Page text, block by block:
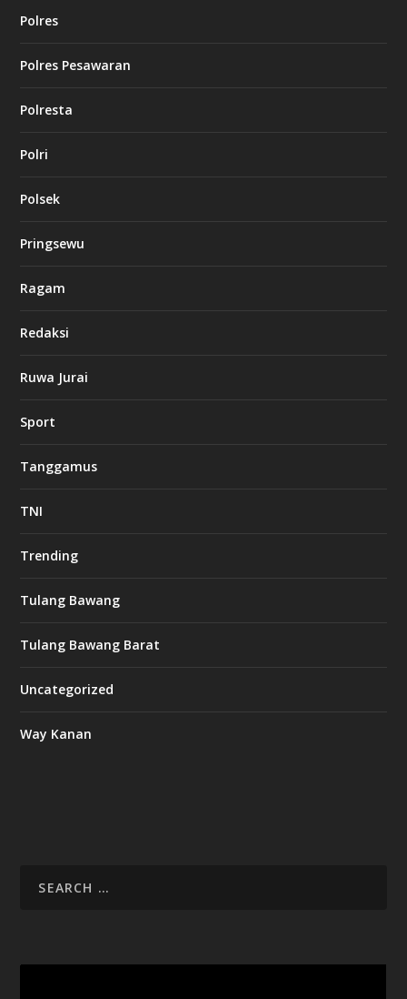
Polres
Polres Pesawaran
Polresta
Polri
Polsek
Pringsewu
Ragam
Redaksi
Ruwa Jurai
Sport
Tanggamus
TNI
Trending
Tulang Bawang
Tulang Bawang Barat
Uncategorized
Way Kanan